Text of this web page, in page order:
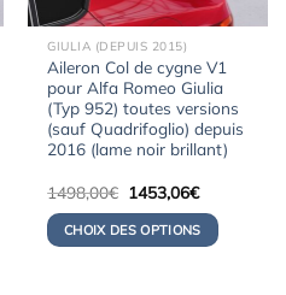
GIULIA (DEPUIS 2015)
Aileron Col de cygne V1
pour Alfa Romeo Giulia
(Typ 952) toutes versions
(sauf Quadrifoglio) depuis
2016 (lame noir brillant)
1498,00€ Le
prix
initial
était :
1498,00€.
1453,06€Le
actuel
est :
1453,06€.
CHOIX DES OPTIONS